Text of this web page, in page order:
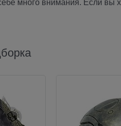
много внимания. Если вы